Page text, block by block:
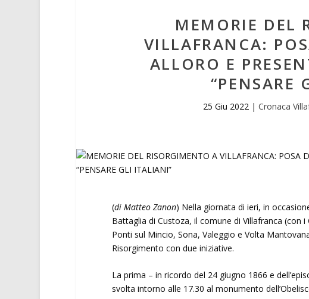
MEMORIE DEL
VILLAFRANCA:
ALLORO E
“PENSARE
25 Giu 2022 |Cronaca
(di Matteo Zanon) Nella giornata di ieri, in
Battaglia di Custoza, il comune di Villafranca (con
Ponti sul Mincio, Sona, Valeggio e Volta
Risorgimento con due iniziative.
La prima – in ricordo del 24 giugno 1866 e
svolta intorno alle 17.30 al monumento